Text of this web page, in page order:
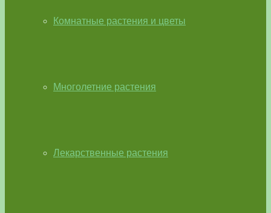
Комнатные растения и цветы
Многолетние растения
Лекарственные растения